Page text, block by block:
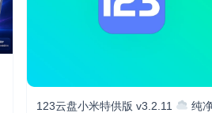
123云盘小米特供版 v3.2.11
纯